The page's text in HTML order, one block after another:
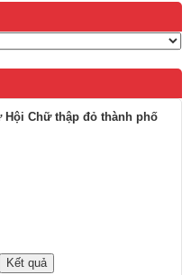
Chữ thập đỏ thành phố